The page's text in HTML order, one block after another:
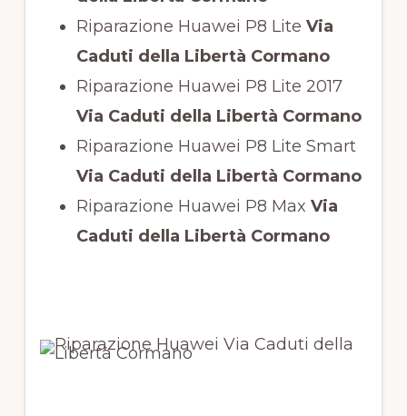
Riparazione Huawei P8 Lite Via
Caduti della Libertà Cormano
Riparazione Huawei P8 Lite 2017
Via Caduti della Libertà Cormano
Riparazione Huawei P8 Lite Smart
Via Caduti della Libertà Cormano
Riparazione Huawei P8 Max Via
Caduti della Libertà Cormano